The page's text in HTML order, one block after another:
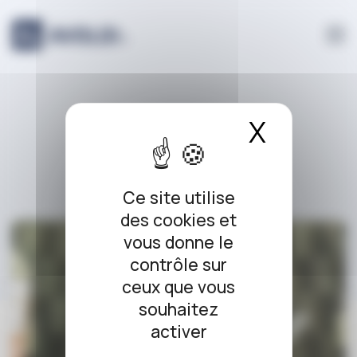
Panneau de gestion des cookies
Ce site utilise
des cookies et
vous donne le
contrôle sur
ceux que vous
souhaitez
activer
X